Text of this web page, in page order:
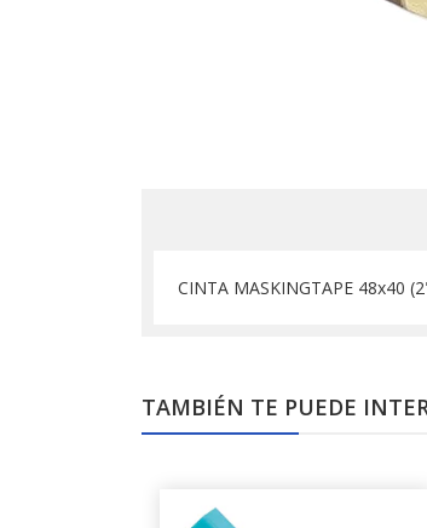
CINTA MASKINGTAPE 48x40
TAMBIÉN TE PUEDE